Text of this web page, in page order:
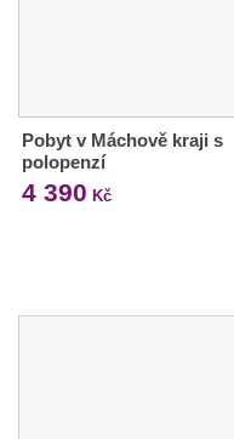
Pobyt v Máchově kraji s
polopenzí
4 390 Kč